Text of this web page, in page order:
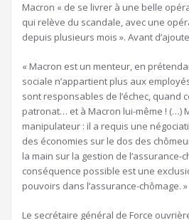
Macron « de se livrer à une belle
qui relève du scandale, avec une
depuis plusieurs mois ». Avant
« Macron est un menteur, en
sociale n’appartient plus aux
sont responsables de l’échec, quand
patronat… et à Macron lui-même ! (…)
manipulateur : il a requis une
des économies sur le dos des
la main sur la gestion de l’assurance-
conséquence possible est une
pouvoirs dans l’assurance-chômage. »
Le secrétaire général de Force